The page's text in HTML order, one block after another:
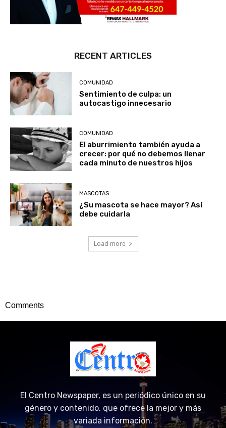
RECENT ARTICLES
COMUNIDAD
Sentimiento de culpa: un
autocastigo innecesario
COMUNIDAD
El aburrimiento también ayuda a
crecer: por qué no debemos llenar
cada minuto de nuestros hijos
MASCOTAS
¿Su mascota se hace mayor? Así
debe cuidarla
Load more
Comments
El Centro Newspaper, es un periódico único en su
género y contenido, que ofrece la mejor y más
variada información.